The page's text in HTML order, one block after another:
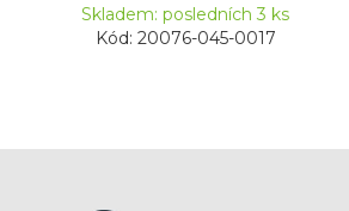
Skladem: posledních 3 ks
Kód: 20076-045-0017